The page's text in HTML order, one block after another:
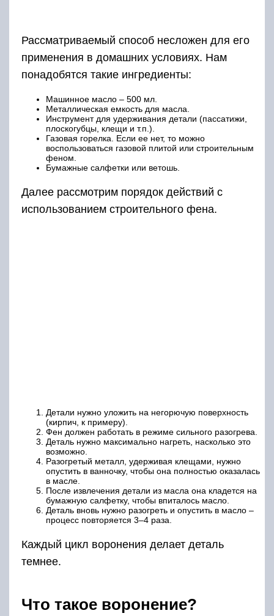
Рассматриваемый способ несложен для его
применения в домашних условиях. Нам
понадобятся такие ингредиенты:
Машинное масло – 500 мл.
Металлическая емкость для масла.
Инструмент для удерживания детали (пассатижи,
плоскогубцы, клещи и т.п.).
Газовая горелка. Если ее нет, то можно
воспользоваться газовой плитой или строительным
феном.
Бумажные салфетки или ветошь.
Далее рассмотрим порядок действий с
использованием строительного фена.
Детали нужно уложить на негорючую поверхность
(кирпич, к примеру).
Фен должен работать в режиме сильного разогрева.
Деталь нужно максимально нагреть, насколько это
возможно.
Разогретый металл, удерживая клещами, нужно
опустить в ванночку, чтобы она полностью оказалась
в масле.
После извлечения детали из масла она кладется на
бумажную салфетку, чтобы впиталось масло.
Деталь вновь нужно разогреть и опустить в масло –
процесс повторяется 3–4 раза.
Каждый цикл воронения делает деталь
темнее.
Что такое воронение?